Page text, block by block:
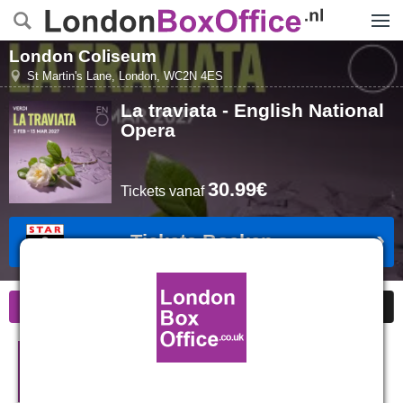
London Coliseum
St Martin's Lane,London,WC2N 4ES
La traviata - English National
Opera
Tickets vanaf30.99€
Tickets Boeken
Goedkope kaarten
La traviata - English National